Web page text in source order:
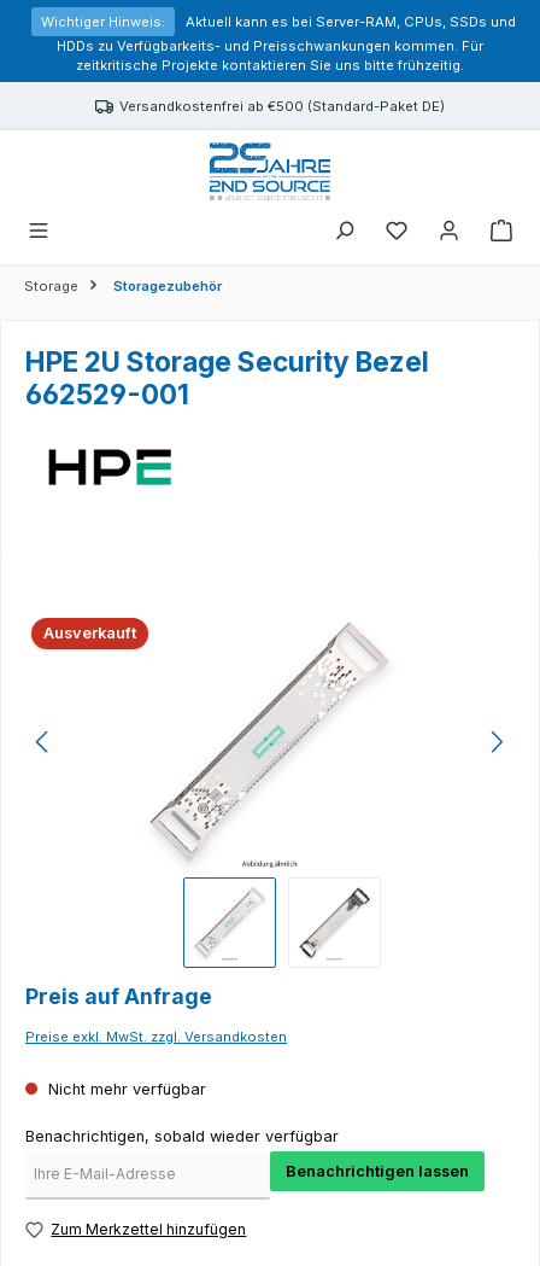
springen
Wichtiger Hinweis:
Aktuell kann es bei Server-RAM, CPUs, SSDs und
HDDs zu Verfügbarkeits- und Preisschwankungen kommen. Für
zeitkritische Projekte kontaktieren Sie uns bitte frühzeitig.
Versandkostenfrei ab €500 (Standard-Paket DE)
Sie haben 0
Storage Storagezubehör
HPE 2U Storage Security Bezel
662529-001
Bildergalerie überspringen
Ausverkauft
Preis auf Anfrage
Preise exkl. MwSt. zzgl. Versandkosten
Nicht mehr verfügbar
Benachrichtigen, sobald wieder verfügbar
Benachrichtigen lassen
Zum Merkzettel hinzufügen